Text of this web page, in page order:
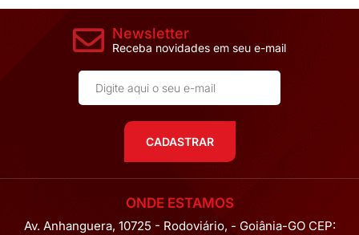
Newsletter
Receba novidades em seu e-mail
CADASTRAR
ONDE ESTAMOS
Av. Anhanguera, 10725 - Rodoviário, - Goiânia-GO CEP: